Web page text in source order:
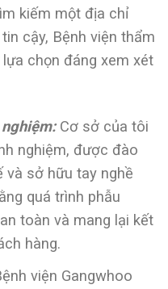
kiếm một địa chỉ
cậy, Bệnh viện thẩm
chọn đáng xem xét
Cơ sở của tôi
nghiệm, được đào
sở hữu tay nghề
quá trình phẫu
toàn và mang lại kết
hàng.
viện Gangwhoo